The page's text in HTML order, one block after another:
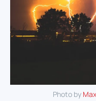
Photo by